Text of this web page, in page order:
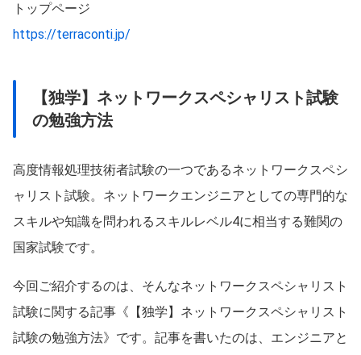
トップページ
https://terraconti.jp/
【独学】ネットワークスペシャリスト試験
の勉強方法
高度情報処理技術者試験の一つであるネットワークスペシ
ャリスト試験。ネットワークエンジニアとしての専門的な
スキルや知識を問われるスキルレベル4に相当する難関の
国家試験です。
今回ご紹介するのは、そんなネットワークスペシャリスト
試験に関する記事《【独学】ネットワークスペシャリスト
試験の勉強方法》です。記事を書いたのは、エンジニアと